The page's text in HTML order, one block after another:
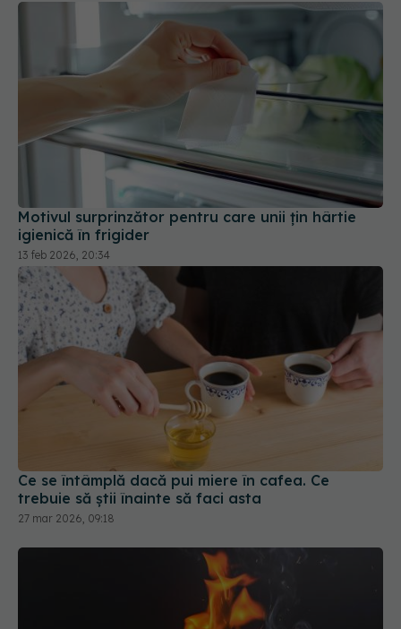
Motivul surprinzător pentru care unii țin hârtie
igienică în frigider
13 feb 2026, 20:34
Ce se întâmplă dacă pui miere în cafea. Ce
trebuie să știi înainte să faci asta
27 mar 2026, 09:18